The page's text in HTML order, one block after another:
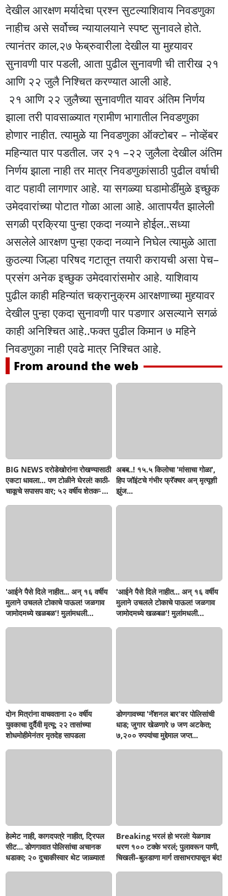
देखील आरक्षण मर्यादेचा प्रश्न सुटल्याशिवाय निवडणुका
नाहीच असे सर्वोच्च न्यायालयाने स्पष्ट सुनावले होते.
त्यानंतर काल,२७ फेब्रुवारीला देखील या मुद्द्यावर
सुनावणी पार पडली, आता पुढील सुनावणी ची तारीख २१
आणि २२ जुलै निश्चित करण्यात आली आहे.
२१ आणि २२ जुलैच्या सुनावणीत यावर अंतिम निर्णय
झाला तरी पावसाळ्यात ग्रामीण भागातील निवडणुका
होणार नाहीत. त्यामुळे या निवडणुका ऑक्टोबर – नोव्हेंबर
महिन्यात पार पडतील. जर २१ –२२ जुलैला देखील अंतिम
निर्णय झाला नाही तर मात्र निवडणुकांसाठी पुढील वर्षाची
वाट पहावी लागणार आहे. या सगळ्या घडामोडींमुळे इच्छुक
उमेदवारांच्या पोटात गोळा आला आहे. आतापर्यंत झालेली
सगळी प्रक्रिया पुन्हा एकदा नव्याने होईल..सध्या
असलेले आरक्षण पुन्हा एकदा नव्याने निघेल त्यामुळे आता
कुठल्या जिल्हा परिषद गटातून तयारी करायची असा पेच–
प्रसंग अनेक इच्छुक उमेदवारांसमोर आहे. याशिवाय
पुढील काही महिन्यांत चक्रानुक्रम आरक्षणाच्या मुद्द्यावर
देखील पुन्हा एकदा सुनावणी पार पडणार असल्याने सगळं
काही अनिश्चित आहे..फक्त पुढील किमान ७ महिने
निवडणुका नाही एवढे मात्र निश्चित आहे.
From around the web
BIG NEWS दरोडेखोरांना रोखण्यासाठी
एकटा धावला… पण टोळीने घेरलं! काठी-
चाकूचे सपासप वार; ५२ वर्षीय शेतकऱ्याचा
अबब..! १५.५ किलोचा 'मांसाचा गोळा',
हिप जॉइंटचे गंभीर फ्रॅक्चर अन् मृत्यूशी
झुंज...
'आईने पैसे दिले नाहीत... अन् १६ वर्षीय
मुलाने उचलले टोकाचे पाऊल! जळगाव
जामोदमध्ये खळबळ'! मुलांमधली
'आईने पैसे दिले नाहीत... अन् १६ वर्षीय
मुलाने उचलले टोकाचे पाऊल! जळगाव
जामोदमध्ये खळबळ'! मुलांमधली
दोन मित्रांना वाचवताना २० वर्षीय
युवकाचा दुर्दैवी मृत्यू; २२ तासांच्या
शोधमोहीमेनंतर मृतदेह सापडला
डोणगावच्या 'नॅशनल बार'वर पोलिसांची
धाड; जुगार खेळणारे ७ जण अटकेत;
७,२०० रुपयांचा मुद्देमाल जप्त...
हेल्मेट नाही, कागदपत्रे नाहीत, ट्रिपल
सीट... डोणगावात पोलिसांचा अचानक
धडाका; २० दुचाकीस्वार थेट जाळ्यात!
Breaking भरलं हो भरलं! येळगाव
धरण १०० टक्के भरलं; पुलावरून पाणी,
चिखली–बुलडाणा मार्ग तासाभरापासून बंद!